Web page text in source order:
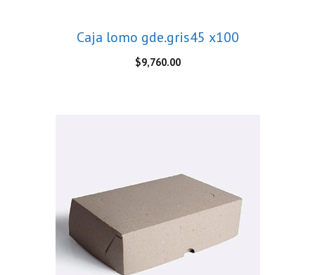
Caja lomo gde.gris45 x100
$9,760.00